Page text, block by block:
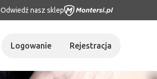
Odwiedź nasz sklep
Logowanie Rejestracja